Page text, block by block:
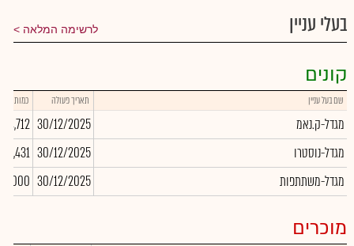
בעלי עניין לרשימה המלאה
קונים
שם בעל עניין תאריך פעולה כמות
מגדל-ק.נאמ 30/12/2025
מגדל-נוסטרו
30/12/2025
מגדל-משתתפות
30/12/2025
מוכרים